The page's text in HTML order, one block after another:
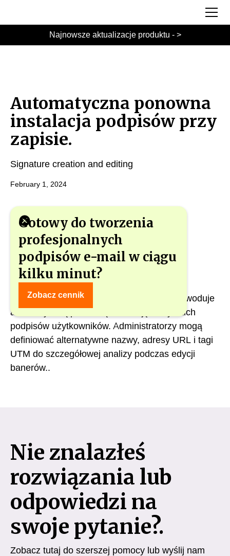
Najnowsze aktualizacje produktu - >
Automatyczna ponowna
instalacja podpisów przy
zapisie.
Signature creation and editing
February 1, 2024
Gotowy do tworzenia
profesjonalnych
podpisów e-mail w ciągu
kilku minut?
Zobacz cennik
Edycja jakiegokolwiek dodatku (link, baner,
zastrzeżenie) i zapisanie w gSignature spowoduje
automatyczną ponowną instalację wszystkich
podpisów użytkowników. Administratorzy mogą
definiować alternatywne nazwy, adresy URL i tagi
UTM do szczegółowej analizy podczas edycji
banerów..
Nie znalazłeś
rozwiązania lub
odpowiedzi na
swoje pytanie?.
Zobacz tutaj do szerszej pomocy lub wyślij nam